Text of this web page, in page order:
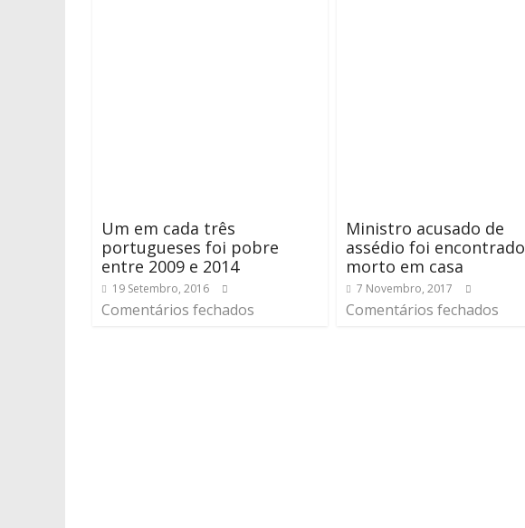
Um em cada três
portugueses foi pobre
entre 2009 e 2014
19 Setembro, 2016
Comentários fechados
Ministro acusado de
assédio foi encontrado
morto em casa
7 Novembro, 2017
Comentários fechados